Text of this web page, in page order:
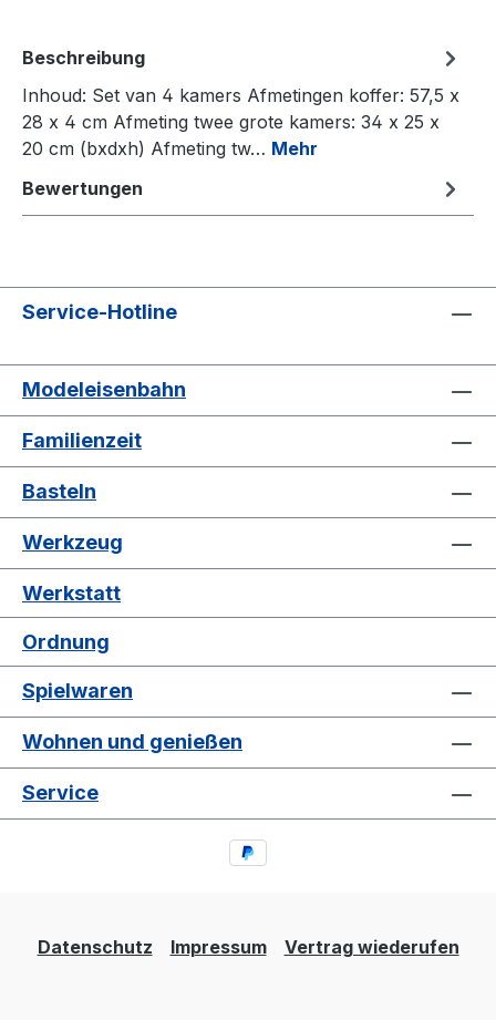
Beschreibung
Inhoud: Set van 4 kamers Afmetingen koffer: 57,5 x
28 x 4 cm Afmeting twee grote kamers: 34 x 25 x
20 cm (bxdxh) Afmeting tw… Mehr
Bewertungen
Service-Hotline
Modeleisenbahn
Familienzeit
Basteln
Werkzeug
Werkstatt
Ordnung
Spielwaren
Wohnen und genießen
Service
Datenschutz Impressum Vertrag wiederufen